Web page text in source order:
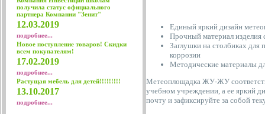
получила статус официального
партнера Компании "Зенит"
12.03.2019
подробнее...
Новое поступление товаров! Скидки
всем покупателям!
17.02.2019
подробнее...
Растущая мебель для детей!!!!!!!!!
13.10.2017
подробнее...
Единый яркий дизайн
Прочный материал изделия
Заглушки на столбиках для
коррозии
Методические материалы
Метеоплощадка ЖУ-ЖУ
учебном учреждении, а ее яркий
почту и зафиксируйте за собой